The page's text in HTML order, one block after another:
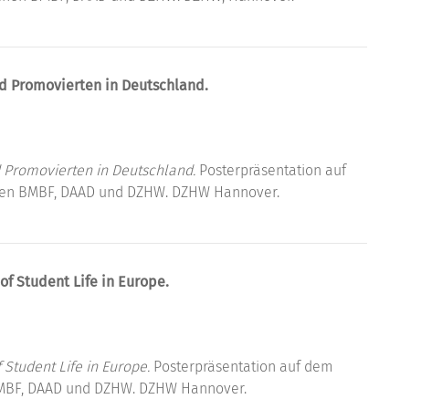
Promovierten in Deutschland.
in Deutschland. Posterpräsentation auf
DAAD und DZHW. DZHW Hannover.
Student Life in Europe.
Student Life in Europe. Posterpräsentation auf dem
DAAD und DZHW. DZHW Hannover.